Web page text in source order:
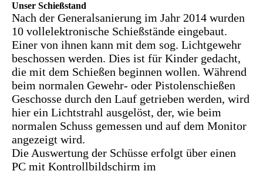
Unser Schießstand
Nach der Generalsanierung im Jahr 2014 wurden
10 vollelektronische Schießstände eingebaut.
Einer von ihnen kann mit dem sog. Lichtgewehr
beschossen werden. Dies ist für Kinder gedacht,
die mit dem Schießen beginnen wollen. Während
beim normalen Gewehr- oder Pistolenschießen
Geschosse durch den Lauf getrieben werden, wird
hier ein Lichtstrahl ausgelöst, der, wie beim
normalen Schuss gemessen und auf dem Monitor
angezeigt wird.
Die Auswertung der Schüsse erfolgt über einen
PC mit Kontrollbildschirm im